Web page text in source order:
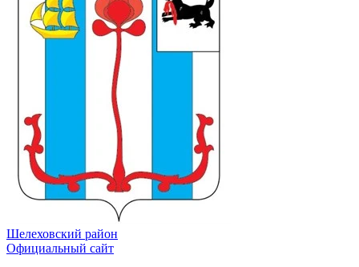
Шелеховский район
Официальный сайт